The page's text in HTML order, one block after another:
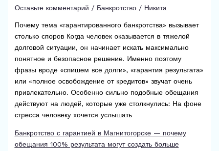
Оставьте комментарий / Банкротство/ Никита
Почему тема «гарантированного банкротства» вызывает
столько споров Когда человек оказывается в тяжелой
долговой ситуации, он начинает искать максимально
понятное и безопасное решение. Именно поэтому
фразы вроде «спишем все долги», «гарантия результата»
или «полное освобождение от кредитов» звучат очень
привлекательно. Особенно сильно подобные обещания
действуют на людей, которые уже столкнулись: На фоне
стресса человеку хочется услышать
Банкротство с гарантией в Магнитогорске — почему
обещания 100% результата могут создать больше